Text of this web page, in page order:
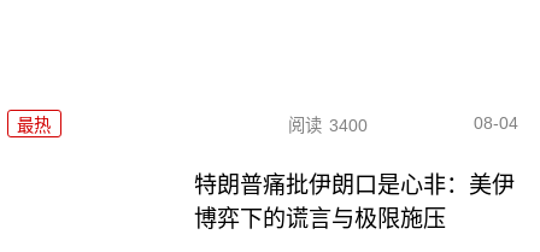
最热 阅读 3400 08-04
特朗普痛批伊朗口是心非：美伊
博弈下的谎言与极限施压